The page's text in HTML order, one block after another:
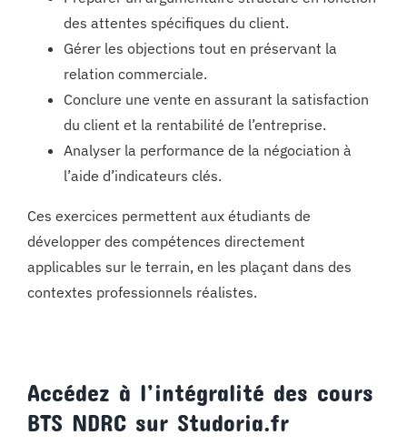
des attentes spécifiques du client.
Gérer les objections tout en préservant la
relation commerciale.
Conclure une vente en assurant la satisfaction
du client et la rentabilité de l’entreprise.
Analyser la performance de la négociation à
l’aide d’indicateurs clés.
Ces exercices permettent aux étudiants de
développer des compétences directement
applicables sur le terrain, en les plaçant dans des
contextes professionnels réalistes.
Accédez à l’intégralité des cours
BTS NDRC sur Studoria.fr